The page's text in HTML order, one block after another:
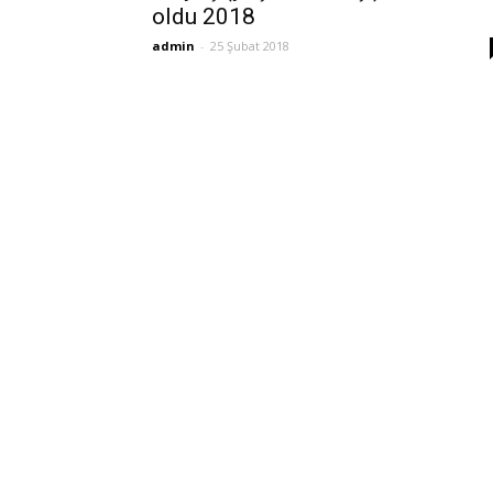
oldu 2018
admin - 25 Şubat 2018